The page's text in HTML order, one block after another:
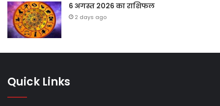
6 अगस्त 2026 का राशिफल
2 days ago
Quick Links